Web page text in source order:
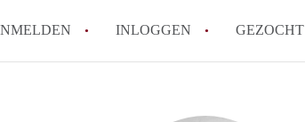
INLOGGEN GEZOCHT
How to translate